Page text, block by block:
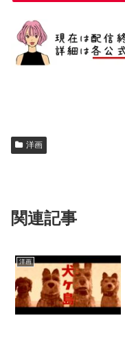
洋画
関連記事
洋画